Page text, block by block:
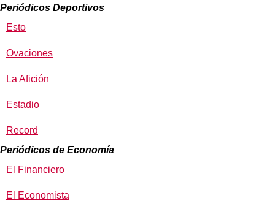
Periódicos Deportivos
Esto
Ovaciones
La Afición
Estadio
Record
Periódicos de Economía
El Financiero
El Economista